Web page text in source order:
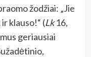
žodžiai: „Jie
klauso!“ (Lk16,
geriausiai